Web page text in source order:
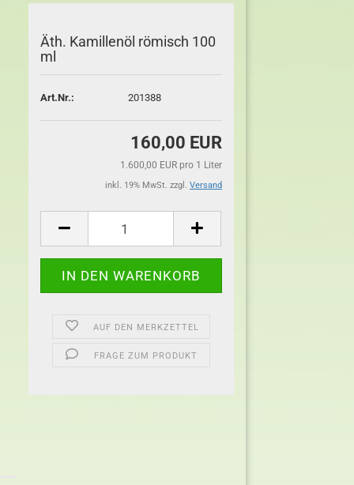
Äth. Kamillenöl römisch 100
ml
Art.Nr.: 201388
160,00 EUR
1.600,00 EUR pro 1 Liter
inkl. 19% MwSt. zzgl. Versand
AUF DEN MERKZETTEL
FRAGE ZUM PRODUKT